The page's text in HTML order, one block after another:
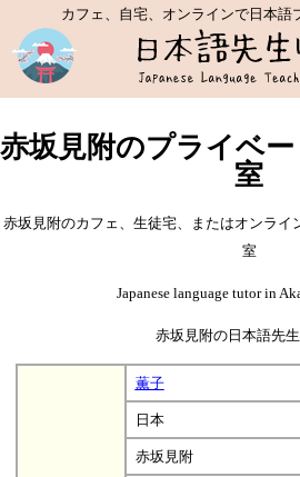
カフェ、自宅、オンラインで日本語
赤坂見附のプライベ
室
赤坂見附のカフェ、生徒宅、またはオンライ
室
Japanese language tutor in
赤坂見附の日本語先
薫子
日本
赤坂見附